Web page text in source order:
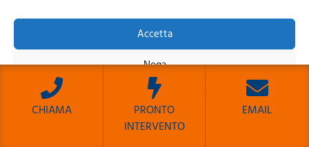
Accetta
Nega
Visualizza le preferenze
Cookie PolicyPrivacy Policy
Montesacro
MARCHI CONDIZIONATORI
CHIAMA
PRONTO
INTERVENTO
EMAIL